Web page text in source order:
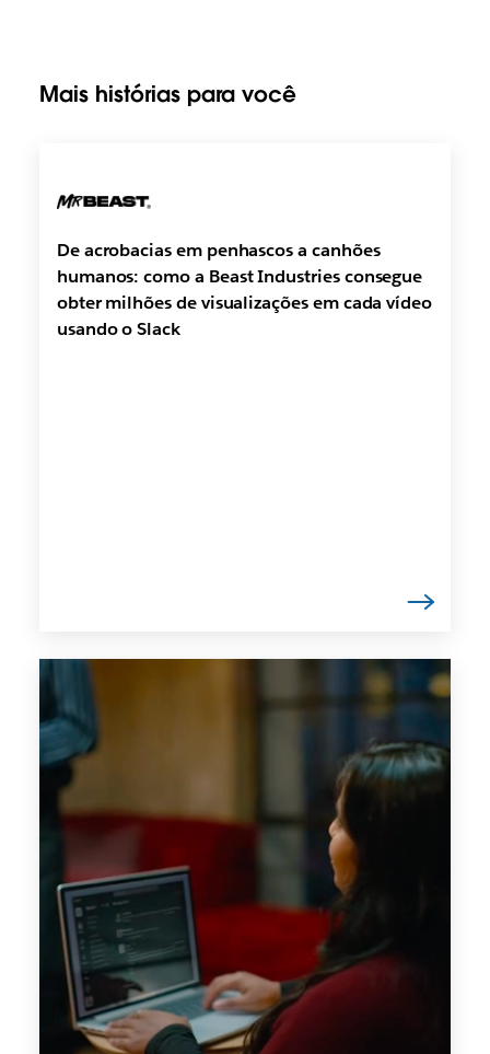
Mais histórias para você
De acrobacias em penhascos a canhões
humanos: como a Beast Industries consegue
obter milhões de visualizações em cada vídeo
usando o Slack